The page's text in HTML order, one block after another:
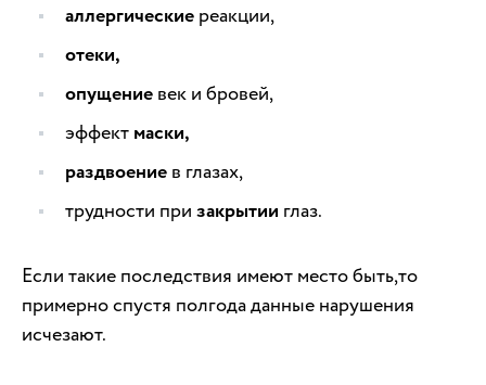
аллергические реакции,
отеки,
опущение век и бровей,
эффект маски,
раздвоение в глазах,
трудности при закрытии глаз.
Если такие последствия имеют место быть,то
примерно спустя полгода данные нарушения
исчезают.